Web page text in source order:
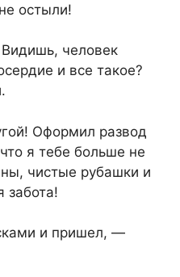
остыли!
человек
и все такое?
Оформил развод
я тебе больше не
чистые рубашки и
забота!
и пришел, —